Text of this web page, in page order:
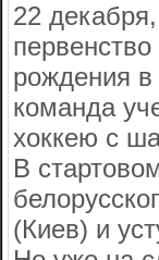
22
рождения
команда
хоккею с
В
(Киев) и